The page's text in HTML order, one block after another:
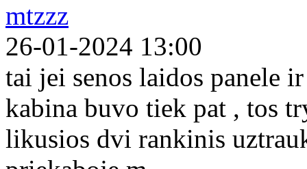
mtzzz
26-01-2024 13:00
tai jei senos laidos panele
kabina buvo tiek pat , tos
likusios dvi rankinis